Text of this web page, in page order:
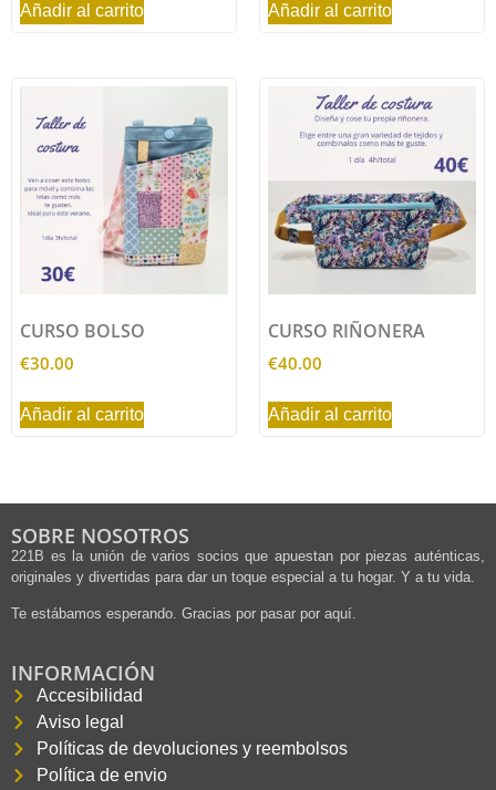
Añadir al carrito Añadir al carrito
CURSO BOLSO
€30.00
Añadir al carrito
CURSO RIÑONERA
€40.00
Añadir al carrito
SOBRE NOSOTROS
221B es la unión de varios socios que apuestan por piezas auténticas,
originales y divertidas para dar un toque especial a tu hogar. Y a tu vida.
Te estábamos esperando. Gracias por pasar por aquí.
INFORMACIÓN
Accesibilidad
Aviso legal
Políticas de devoluciones y reembolsos
Política de envio